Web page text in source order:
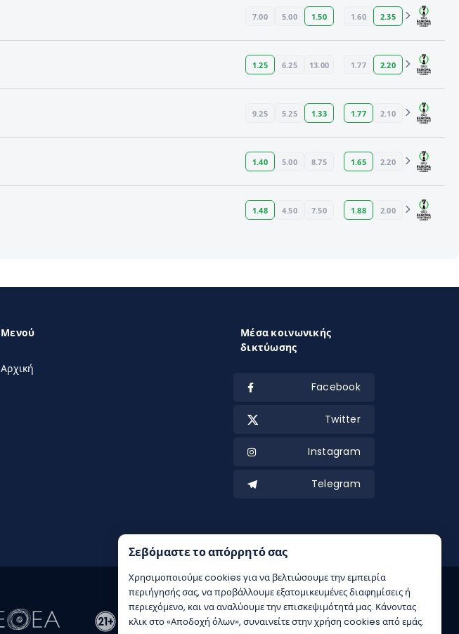
7.00 5.00 1.50 1.60 2.35
1.25 6.25 13.00 1.77 2.20
9.25 5.25 1.33 1.77 2.10
1.40 5.00 8.75 1.65 2.20
1.48 4.50 7.50 1.88 2.00
Μενού
Αρχική
Μέσα κοινωνικής
δικτύωσης
Facebook
Twitter
Instagram
Telegram
Σεβόμαστε το απόρρητό σας
Χρησιμοποιούμε cookies για να βελτιώσουμε την εμπειρία
περιήγησής σας, να προβάλλουμε εξατομικευμένες διαφημίσεις ή
περιεχόμενο, και να αναλύουμε την επισκεψιμότητά μας. Κάνοντας
κλικ στο «Αποδοχή όλων», συναινείτε στην χρήση cookies από εμάς.